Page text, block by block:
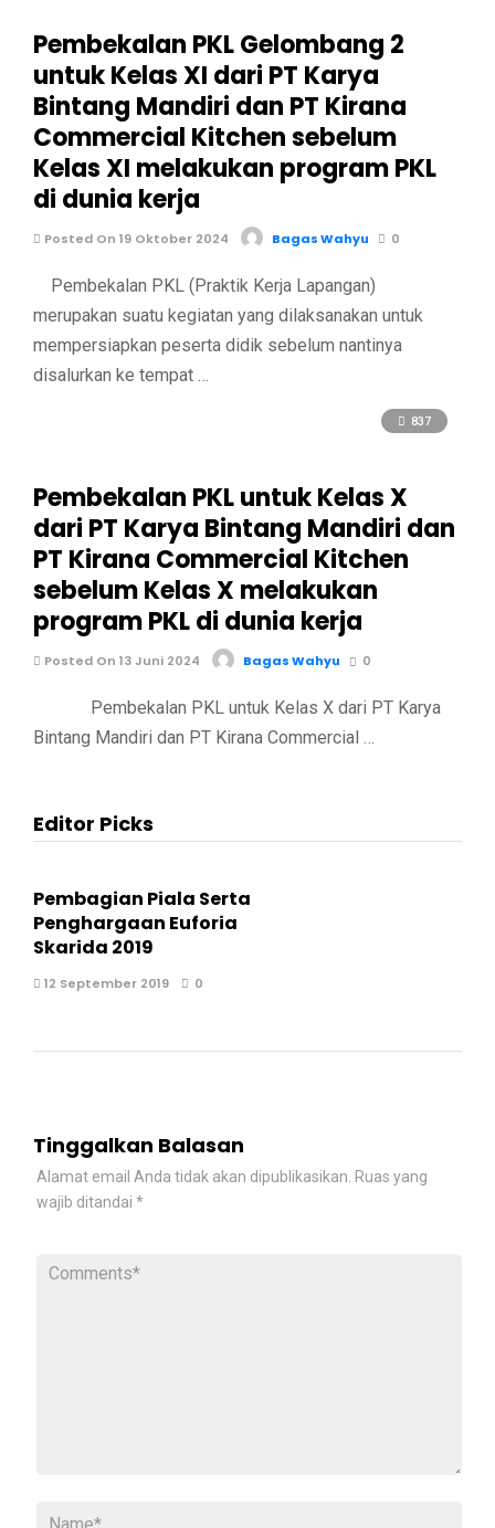
Pembekalan PKL Gelombang 2
untuk Kelas XI dari PT Karya
Bintang Mandiri dan PT Kirana
Commercial Kitchen sebelum
Kelas XI melakukan program PKL
di dunia kerja
Posted On 19 Oktober 2024 Bagas Wahyu 0
Pembekalan PKL (Praktik Kerja Lapangan)
merupakan suatu kegiatan yang dilaksanakan untuk
mempersiapkan peserta didik sebelum nantinya
disalurkan ke tempat …
837
Pembekalan PKL untuk Kelas X
dari PT Karya Bintang Mandiri dan
PT Kirana Commercial Kitchen
sebelum Kelas X melakukan
program PKL di dunia kerja
Posted On 13 Juni 2024 Bagas Wahyu 0
Pembekalan PKL untuk Kelas X dari PT Karya
Bintang Mandiri dan PT Kirana Commercial …
Editor Picks
Pembagian Piala Serta
Penghargaan Euforia
Skarida 2019
12 September 2019 0
Tinggalkan Balasan
Alamat email Anda tidak akan dipublikasikan. Ruas yang
wajib ditandai *